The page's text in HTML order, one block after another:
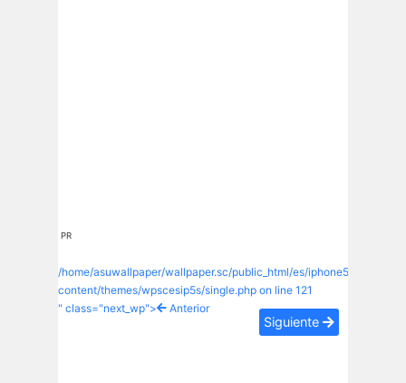
PR
/home/asuwallpaper/wallpaper.sc/public_html/es/iphone5s/wp-
content/themes/wpscesip5s/single.php on line 121
" class="next_wp">
Anterior
Siguiente